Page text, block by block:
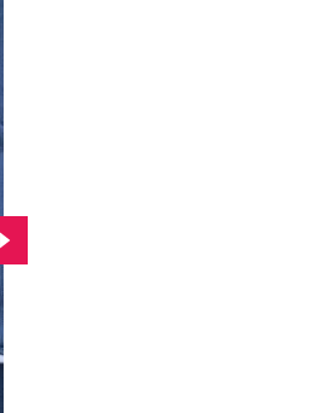
Przejdź do kolejnego zdjęcia.